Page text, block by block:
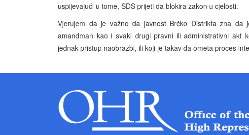
uspijevajući u tome, SDS prijeti da blokira zakon u cjelosti.
Vjerujem da je važno da javnost Brčko Distrikta zna
amandman kao i svaki drugi pravni ili administrativni akt
jednak pristup naobrazbi, ili koji je takav da ometa proces